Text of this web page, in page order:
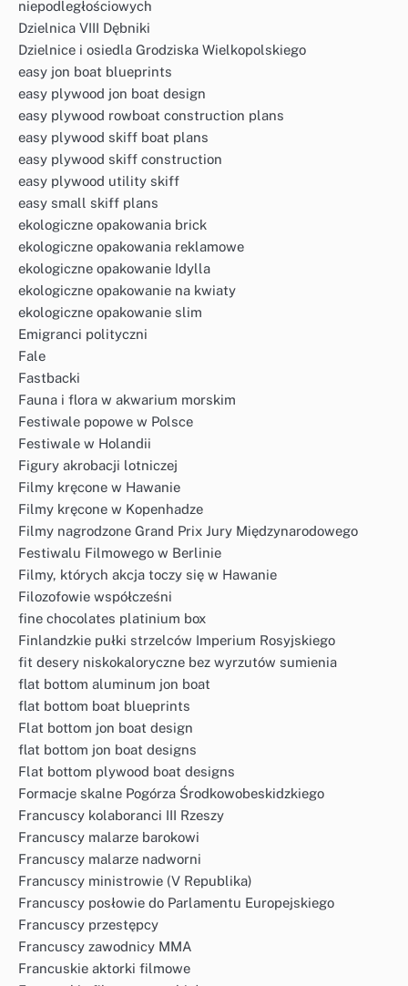
niepodległościowych
Dzielnica VIII Dębniki
Dzielnice i osiedla Grodziska Wielkopolskiego
easy jon boat blueprints
easy plywood jon boat design
easy plywood rowboat construction plans
easy plywood skiff boat plans
easy plywood skiff construction
easy plywood utility skiff
easy small skiff plans
ekologiczne opakowania brick
ekologiczne opakowania reklamowe
ekologiczne opakowanie Idylla
ekologiczne opakowanie na kwiaty
ekologiczne opakowanie slim
Emigranci polityczni
Fale
Fastbacki
Fauna i flora w akwarium morskim
Festiwale popowe w Polsce
Festiwale w Holandii
Figury akrobacji lotniczej
Filmy kręcone w Hawanie
Filmy kręcone w Kopenhadze
Filmy nagrodzone Grand Prix Jury Międzynarodowego
Festiwalu Filmowego w Berlinie
Filmy, których akcja toczy się w Hawanie
Filozofowie współcześni
fine chocolates platinium box
Finlandzkie pułki strzelców Imperium Rosyjskiego
fit desery niskokaloryczne bez wyrzutów sumienia
flat bottom aluminum jon boat
flat bottom boat blueprints
Flat bottom jon boat design
flat bottom jon boat designs
Flat bottom plywood boat designs
Formacje skalne Pogórza Środkowobeskidzkiego
Francuscy kolaboranci III Rzeszy
Francuscy malarze barokowi
Francuscy malarze nadworni
Francuscy ministrowie (V Republika)
Francuscy posłowie do Parlamentu Europejskiego
Francuscy przestępcy
Francuscy zawodnicy MMA
Francuskie aktorki filmowe